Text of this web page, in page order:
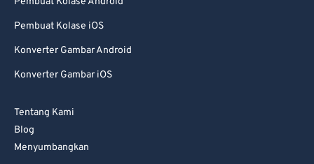
Pembuat Kolase iOS
Konverter Gambar Android
Konverter Gambar iOS
Tentang Kami
Blog
Menyumbangkan